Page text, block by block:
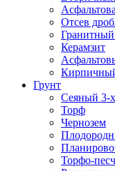
Отсев
Гранитный
Керамзит
Грунт
Сеяный 3-
Торф
Чернозем
Торфо-